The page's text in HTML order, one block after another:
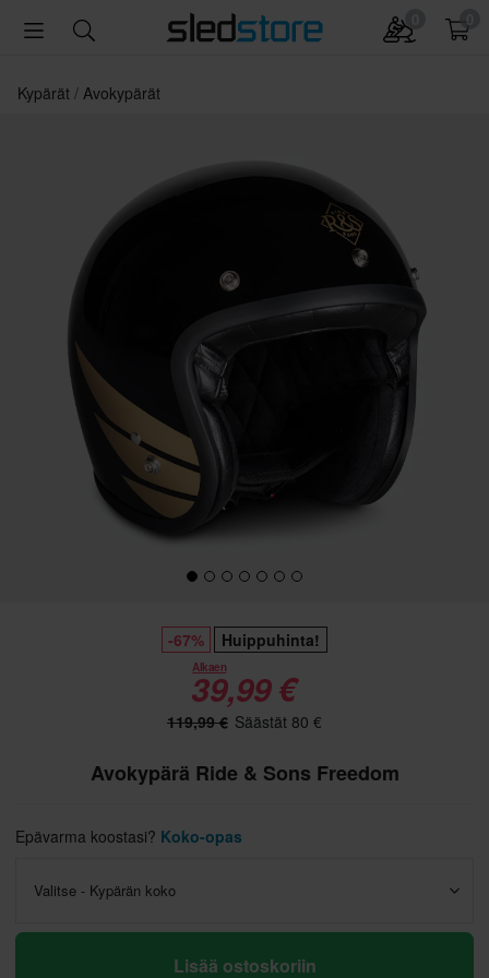
Kypärät Avokypärät
-67% Huippuhinta!
Alkaen
39,99 €
119,99 € Säästät 80 €
Avokypärä Ride & Sons Freedom
Epävarma koostasi? Koko-opas
Valitse - Kypärän koko
Lisää ostoskoriin